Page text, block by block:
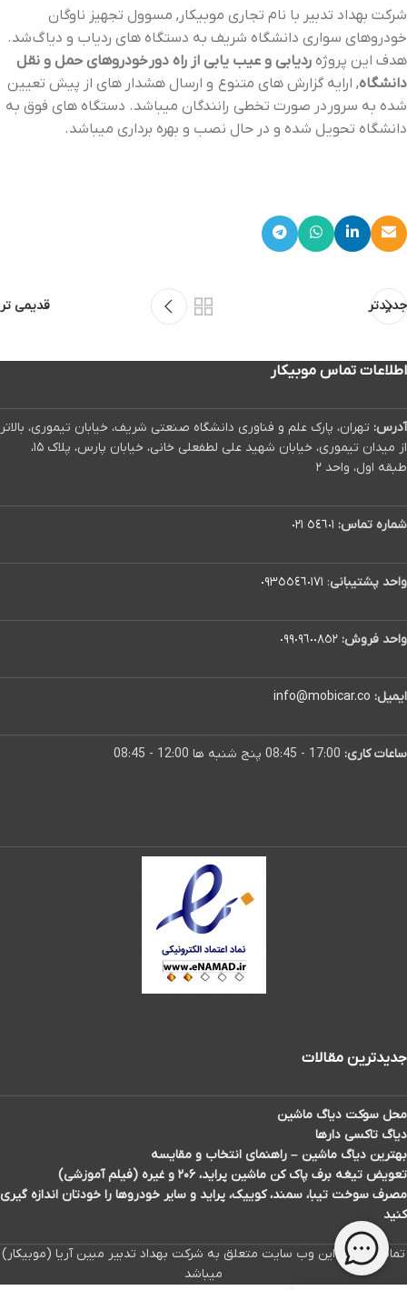
شرکت بهداد تدبیر با نام تجاری موبیکار, مسوول تجهیز ناوگان
خودروهای سواری دانشگاه شریف به دستگاه های ردیاب و دیاگ شد.
هدف این پروژه ردیابی و عیب یابی از راه دور خودروهای حمل و نقل
دانشگاه, ارایه گزارش های متنوع و ارسال هشدار های از پیش تعیین
شده به سرور در صورت تخطی رانندگان میباشد. دستگاه های فوق به
دانشگاه تحویل شده و در حال نصب و بهره برداری میباشد.
جدیدتر قدیمی تر
اطلاعات تماس موبیکار
آدرس: تهران، پارک علم و فناوری دانشگاه صنعتی شریف، خیابان تیموری، بالاتر
از میدان تیموری، خیابان شهید علی لطفعلی خانی، خیابان پارس، پلاک ۱۵،
طبقه اول، واحد ۲
شماره تماس: ٥٤٦٠١ ٠٢١
واحد پشتیبانی: ٠٩٣٥٥٤٦٠١٧١
واحد فروش: ٠٩٩٠٩٦٠٠٨٥٢
ایمیل: info@mobicar.co
ساعات کاری:
جدیدترین مقالات
محل سوکت دیاگ ماشین
دیاگ تاکسی دارها
بهترین دیاگ ماشین – راهنمای انتخاب و مقایسه
تعویض تیغه برف پاک کن ماشین پراید، ۲۰۶ و غیره (فیلم آموزشی)
مصرف سوخت تیبا، سمند، کوییک، پراید و سایر خودروها را خودتان اندازه گیری
کنید
تمامی حقوق این وب سایت متعلق به شرکت بهداد تدبیر مبین آریا (موبیکار)
میباشد